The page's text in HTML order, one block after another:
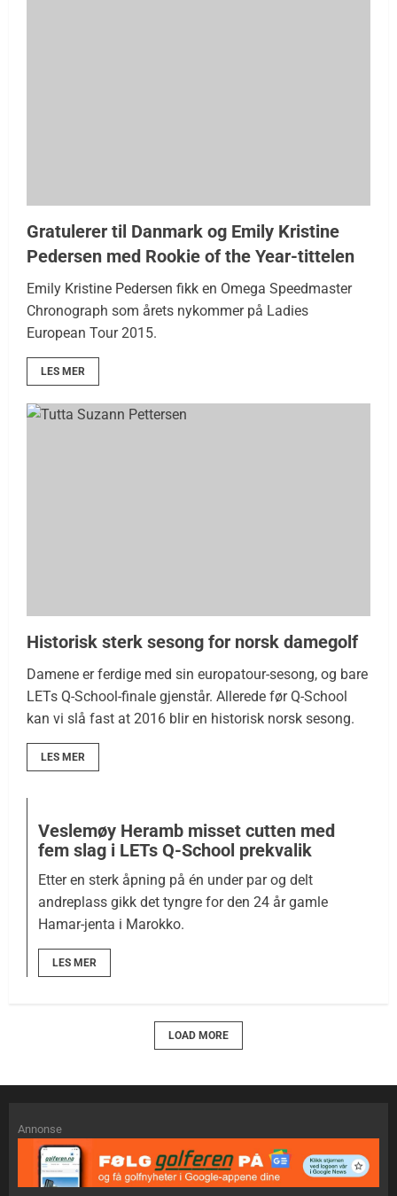
Gratulerer til Danmark og Emily Kristine
Pedersen med Rookie of the Year-tittelen
Emily Kristine Pedersen fikk en Omega Speedmaster
Chronograph som årets nykommer på Ladies
European Tour 2015.
LES MER
Historisk sterk sesong for norsk damegolf
Damene er ferdige med sin europatour-sesong, og bare
LETs Q-School-finale gjenstår. Allerede før Q-School
kan vi slå fast at 2016 blir en historisk norsk sesong.
LES MER
Veslemøy Heramb misset cutten med
fem slag i LETs Q-School prekvalik
Etter en sterk åpning på én under par og delt
andreplass gikk det tyngre for den 24 år gamle
Hamar-jenta i Marokko.
LES MER
LOAD MORE
Annonse